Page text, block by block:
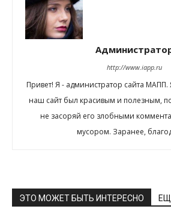
http://www.iapp.ru
Привет! Я - администратор сайта МАПП.
наш сайт был красивым и полезным,
не засоряй его злобными
мусором. Заранее,
ЭТО МОЖЕТ БЫТЬ ИНТЕРЕСНО